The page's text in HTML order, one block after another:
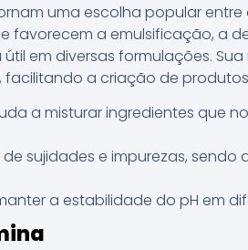
uma escolha popular entre
favorecem a emulsificação, a
em diversas formulações.
a criação de
a misturar ingredientes que
sujidades e impurezas, sendo
a estabilidade do pH em